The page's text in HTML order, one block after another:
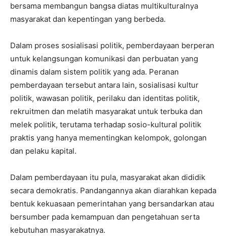
bersama membangun bangsa diatas multikulturalnya
masyarakat dan kepentingan yang berbeda.
Dalam proses sosialisasi politik, pemberdayaan berperan
untuk kelangsungan komunikasi dan perbuatan yang
dinamis dalam sistem politik yang ada. Peranan
pemberdayaan tersebut antara lain, sosialisasi kultur
politik, wawasan politik, perilaku dan identitas politik,
rekruitmen dan melatih masyarakat untuk terbuka dan
melek politik, terutama terhadap sosio-kultural politik
praktis yang hanya mementingkan kelompok, golongan
dan pelaku kapital.
Dalam pemberdayaan itu pula, masyarakat akan dididik
secara demokratis. Pandangannya akan diarahkan kepada
bentuk kekuasaan pemerintahan yang bersandarkan atau
bersumber pada kemampuan dan pengetahuan serta
kebutuhan masyarakatnya.